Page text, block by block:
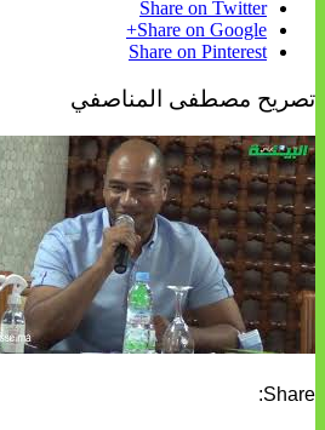
Share on Twitter
Share on Google+
Share on Pinterest
تصريح مصطفى المناصفي
Share: